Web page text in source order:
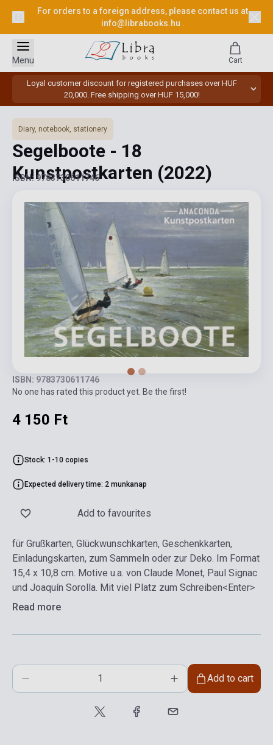
For orders to a foreign address, please contact us at
info@librabooks.hu .
Loyal customer discount for registered purchases over HUF
20,000. Free shipping over HUF 15,000!
Menu Cart
Diary, notebook, stationery
Segelboote - 18
Kunstpostkarten (2022)
ISBN: 9783730611746
ISBN: 9783730611746
No one has rated this product yet. Be the first!
4 150 Ft
Stock: 1-10 copies
Expected delivery time: 2 munkanap
Add to favourites
für Grußkarten, Glückwunschkarten, Geschenkkarten,
Einladungskarten, zum Sammeln oder zur Deko. Im Format
15,4 x 10,8 cm. Motive u.a. von Claude Monet, Paul Signac
und Joaquín Sorolla. Mit viel Platz zum Schreiben<Enter>
Read more
Add to cart